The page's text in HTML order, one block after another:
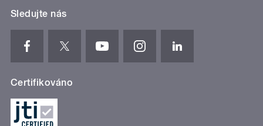
Sledujte nás
Certifikováno